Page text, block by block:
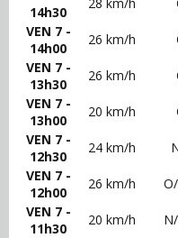
14h30
VEN 7 -
14h00
26 km/h
VEN 7 -
13h30
26 km/h
VEN 7 -
13h00
20 km/h
VEN 7 -
12h30
24 km/h
VEN 7 -
12h00
26 km/h
VEN 7 -
11h30
20 km/h